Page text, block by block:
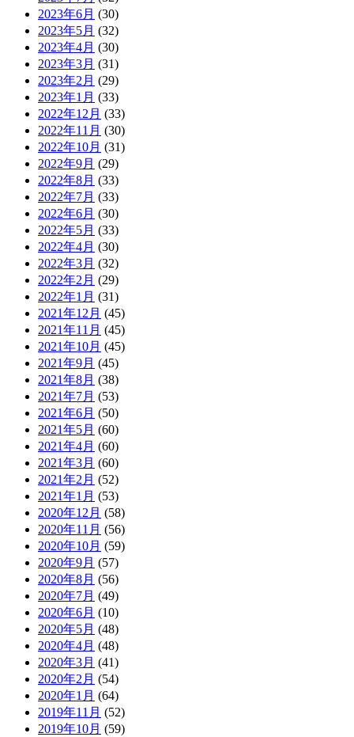
2023年6月 (30)
2023年5月 (32)
2023年4月 (30)
2023年3月 (31)
2023年2月 (29)
2023年1月 (33)
2022年12月 (33)
2022年11月 (30)
2022年10月 (31)
2022年9月 (29)
2022年8月 (33)
2022年7月 (33)
2022年6月 (30)
2022年5月 (33)
2022年4月 (30)
2022年3月 (32)
2022年2月 (29)
2022年1月 (31)
2021年12月 (45)
2021年11月 (45)
2021年10月 (45)
2021年9月 (45)
2021年8月 (38)
2021年7月 (53)
2021年6月 (50)
2021年5月 (60)
2021年4月 (60)
2021年3月 (60)
2021年2月 (52)
2021年1月 (53)
2020年12月 (58)
2020年11月 (56)
2020年10月 (59)
2020年9月 (57)
2020年8月 (56)
2020年7月 (49)
2020年6月 (10)
2020年5月 (48)
2020年4月 (48)
2020年3月 (41)
2020年2月 (54)
2020年1月 (64)
2019年11月 (52)
2019年10月 (59)